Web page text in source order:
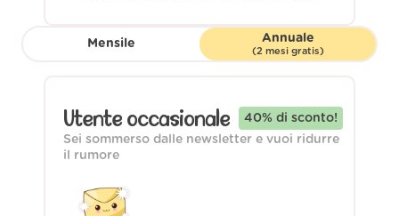
Mensile Annuale
(2 mesi gratis)
Utente occasionale 40% di sconto!
Sei sommerso dalle newsletter e vuoi ridurre
il rumore